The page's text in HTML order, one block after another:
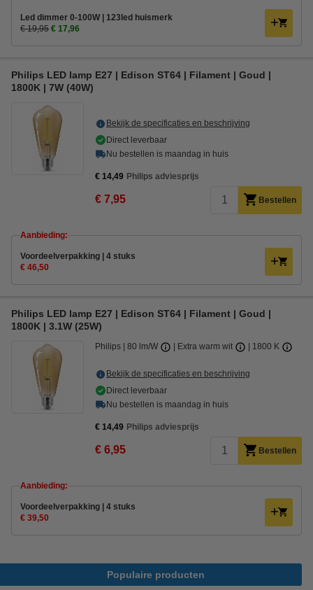
Led dimmer 0-100W | 123led huismerk
€ 19,95 € 17,96
Philips LED lamp E27 | Edison ST64 | Filament | Goud |
1800K | 7W (40W)
Bekijk de specificaties en beschrijving
Direct leverbaar
Nu bestellen is maandag in huis
€ 14,49 Philips adviesprijs
€ 7,95 Bestellen
Aanbieding:
Voordeelverpakking | 4 stuks
€ 46,50
Philips LED lamp E27 | Edison ST64 | Filament | Goud |
1800K | 3.1W (25W)
Philips 80 lm/W Extra warm wit 1800 K
Bekijk de specificaties en beschrijving
Direct leverbaar
Nu bestellen is maandag in huis
€ 14,49 Philips adviesprijs
€ 6,95 Bestellen
Aanbieding:
Voordeelverpakking | 4 stuks
€ 39,50
Populaire producten